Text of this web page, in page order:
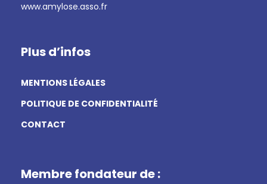
www.amylose.asso.fr
Plus d’infos
MENTIONS LÉGALES
POLITIQUE DE CONFIDENTIALITÉ
CONTACT
Membre fondateur de :